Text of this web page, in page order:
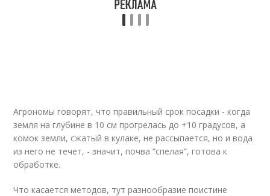
Агрономы говорят, что правильный срок посадки - когда
земля на глубине в 10 см прогрелась до +10 градусов, а
комок земли, сжатый в кулаке, не рассыпается, но и вода
из него не течет, - значит, почва “спелая”, готова к
обработке.
Что касается методов, тут разнообразие поистине